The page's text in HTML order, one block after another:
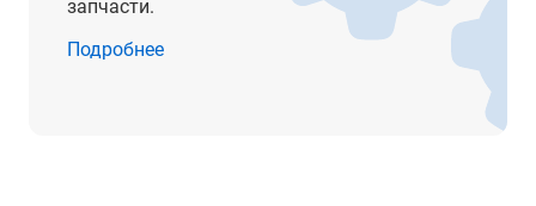
-
запчасти.
Подробнее